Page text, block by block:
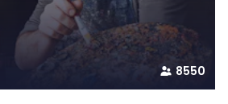
8550